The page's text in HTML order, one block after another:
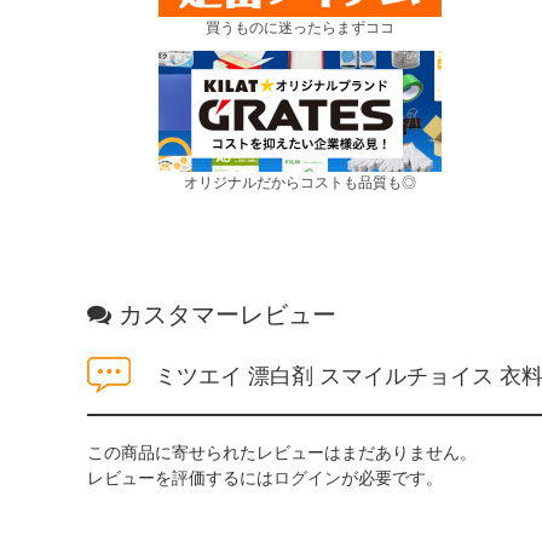
買うものに迷ったらまずココ
オリジナルだからコストも品質も◎
カスタマーレビュー
ミツエイ 漂白剤 スマイルチョイス 衣
この商品に寄せられたレビューはまだありません。
レビューを評価するにはログインが必要です。